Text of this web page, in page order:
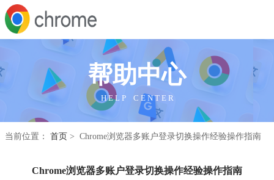
帮助中心
H E L P C E N T E R
当前位置： 首页 > Chrome浏览器多账户登录切换操作经验操作指南
Chrome浏览器多账户登录切换操作经验操作指南